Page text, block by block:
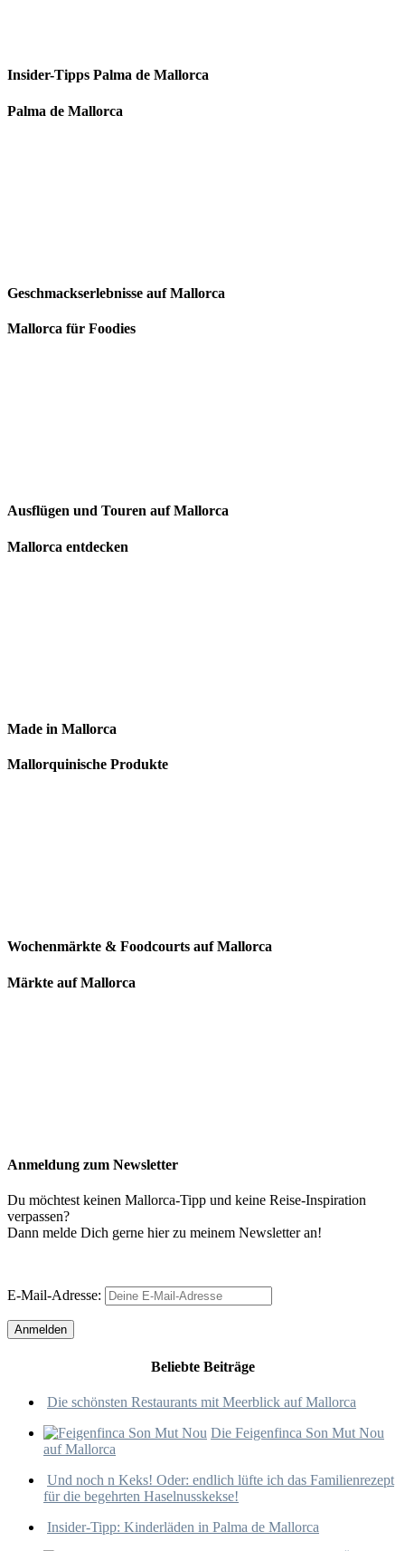
Insider-Tipps Palma de Mallorca
Palma de Mallorca
Geschmackserlebnisse auf Mallorca
Mallorca für Foodies
Ausflügen und Touren auf Mallorca
Mallorca entdecken
Made in Mallorca
Mallorquinische Produkte
Wochenmärkte & Foodcourts auf Mallorca
Märkte auf Mallorca
Anmeldung zum Newsletter
Du möchtest keinen Mallorca-Tipp und keine Reise-Inspiration
verpassen?
Dann melde Dich gerne hier zu meinem Newsletter an!
E-Mail-Adresse:
Beliebte Beiträge
Die schönsten Restaurants mit Meerblick auf Mallorca
Die Feigenfinca Son Mut Nou
auf Mallorca
Und noch n Keks! Oder: endlich lüfte ich das Familienrezept
für die begehrten Haselnusskekse!
Insider-Tipp: Kinderläden in Palma de Mallorca